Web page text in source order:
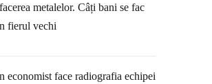
metalelor. Câți bani se fac
fierul vechi
economist face radiografia echipei